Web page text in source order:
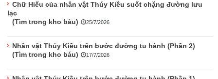
Chữ Hiếu của nhân vật Thúy Kiều suốt chặng đường lưu
lạc
(Tìm trong kho báu)
25/7/2026
Nhân vật Thúy Kiều trên bước đường tu hành (Phần 2)
(Tìm trong kho báu)
17/7/2026